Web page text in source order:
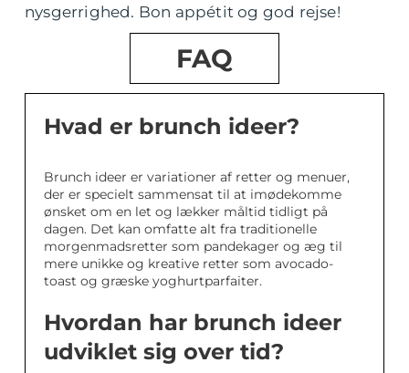
nysgerrighed. Bon appétit og god rejse!
FAQ
Hvad er brunch ideer?
Brunch ideer er variationer af retter og menuer,
der er specielt sammensat til at imødekomme
ønsket om en let og lækker måltid tidligt på
dagen. Det kan omfatte alt fra traditionelle
morgenmadsretter som pandekager og æg til
mere unikke og kreative retter som avocado-
toast og græske yoghurtparfaiter.
Hvordan har brunch ideer
udviklet sig over tid?